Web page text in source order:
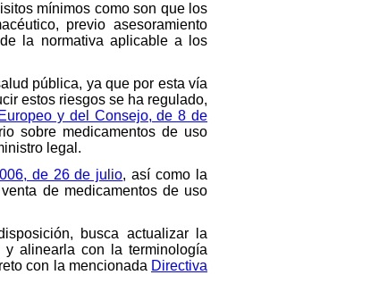
mínimos como son que los
previo asesoramiento
la normativa aplicable a los
pública, ya que por esta vía
estos riesgos se ha regulado,
y del Consejo, de 8 de
sobre medicamentos de uso
legal.
de 26 de julio, así como la
de medicamentos de uso
busca actualizar la
y alinearla con la terminología
con la mencionada Directiva